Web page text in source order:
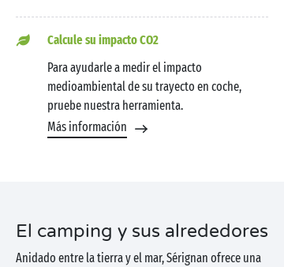
Calcule su impacto CO2
Para ayudarle a medir el impacto
medioambiental de su trayecto en coche,
pruebe nuestra herramienta.
Más información
El camping y sus alrededores
Anidado entre la tierra y el mar, Sérignan ofrece una